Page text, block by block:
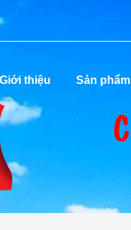
Giới thiệu Sản phẩm